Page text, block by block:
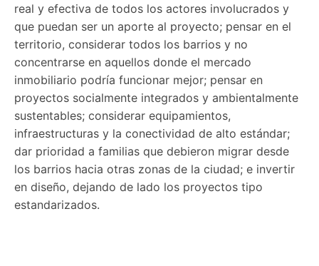
real y efectiva de todos los actores involucrados y
que puedan ser un aporte al proyecto; pensar en el
territorio, considerar todos los barrios y no
concentrarse en aquellos donde el mercado
inmobiliario podría funcionar mejor; pensar en
proyectos socialmente integrados y ambientalmente
sustentables; considerar equipamientos,
infraestructuras y la conectividad de alto estándar;
dar prioridad a familias que debieron migrar desde
los barrios hacia otras zonas de la ciudad; e invertir
en diseño, dejando de lado los proyectos tipo
estandarizados.